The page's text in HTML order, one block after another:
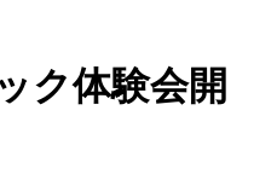
ク体験会開